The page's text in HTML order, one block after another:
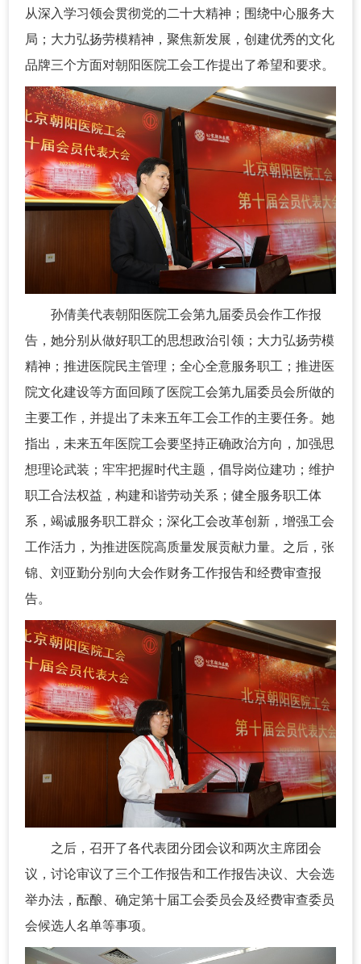
从深入学习领会贯彻党的二十大精神；围绕中心服务大
局；大力弘扬劳模精神，聚焦新发展，创建优秀的文化
品牌三个方面对朝阳医院工会工作提出了希望和要求。
孙倩美代表朝阳医院工会第九届委员会作工作报
告，她分别从做好职工的思想政治引领；大力弘扬劳模
精神；推进医院民主管理；全心全意服务职工；推进医
院文化建设等方面回顾了医院工会第九届委员会所做的
主要工作，并提出了未来五年工会工作的主要任务。她
指出，未来五年医院工会要坚持正确政治方向，加强思
想理论武装；牢牢把握时代主题，倡导岗位建功；维护
职工合法权益，构建和谐劳动关系；健全服务职工体
系，竭诚服务职工群众；深化工会改革创新，增强工会
工作活力，为推进医院高质量发展贡献力量。之后，张
锦、刘亚勤分别向大会作财务工作报告和经费审查报
告。
之后，召开了各代表团分团会议和两次主席团会
议，讨论审议了三个工作报告和工作报告决议、大会选
举办法，酝酿、确定第十届工会委员会及经费审查委员
会候选人名单等事项。